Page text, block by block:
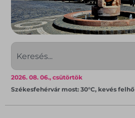
2026. 08. 06., csütörtök
Székesfehérvár most: 30°C, kevés felhő